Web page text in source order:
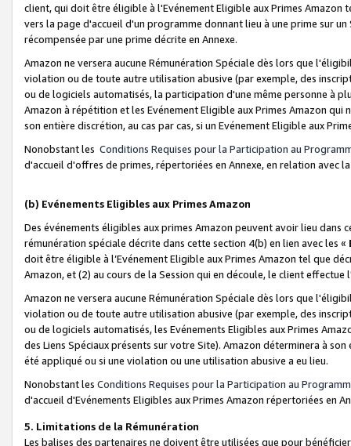
client, qui doit être éligible à l'Evénement Eligible aux Primes Amazon
vers la page d'accueil d'un programme donnant lieu à une prime sur
récompensée par une prime décrite en Annexe.
Amazon ne versera aucune Rémunération Spéciale dès lors que
violation ou de toute autre utilisation abusive (par exemple, des
ou de logiciels automatisés, la participation d'une même personne à
Amazon à répétition et les Evénement Eligible aux Primes Amazon qui
son entière discrétion, au cas par cas, si un Evénement Eligible aux
Nonobstant les Conditions Requises pour la Participation au
d'accueil d'offres de primes, répertoriées en Annexe, en relation avec
(b) Evénements Eligibles aux Primes Amazon
Des événements éligibles aux primes Amazon peuvent avoir lieu dans
rémunération spéciale décrite dans cette section 4(b) en lien avec les «
doit être éligible à l’Evénement Eligible aux Primes Amazon tel que
Amazon, et (2) au cours de la Session qui en découle, le client
Amazon ne versera aucune Rémunération Spéciale dès lors que
violation ou de toute autre utilisation abusive (par exemple, des
ou de logiciels automatisés, les Evénements Eligibles aux Primes
des Liens Spéciaux présents sur votre Site). Amazon déterminera à
été appliqué ou si une violation ou une utilisation abusive a eu lieu.
Nonobstant les Conditions Requises pour la Participation au
d'accueil d'Evénements Eligibles aux Primes Amazon répertoriées en
5. Limitations de la Rémunération
Les balises des partenaires ne doivent être utilisées que pour